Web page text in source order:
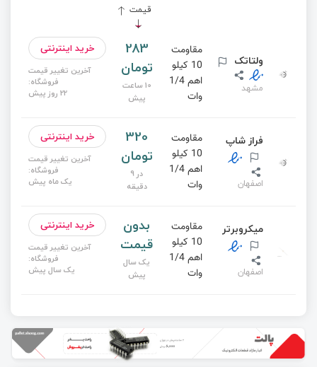
قیمت
ولتاتک
مشهد
مقاومت
10 کیلو
اهم 1/4
وات
283
تومان
10 ساعت
پیش
خرید اینترنتی
آخرین تغییر قیمت
فروشگاه:
22 روز پیش
فراز شاپ
اصفهان
مقاومت
10 کیلو
اهم 1/4
وات
320
تومان
در 9
دقیقه
خرید اینترنتی
آخرین تغییر قیمت
فروشگاه:
یک ماه پیش
میکروبرتر
اصفهان
مقاومت
10 کیلو
اهم 1/4
وات
بدون
قیمت
یک سال
پیش
خرید اینترنتی
آخرین تغییر قیمت
فروشگاه:
یک سال پیش